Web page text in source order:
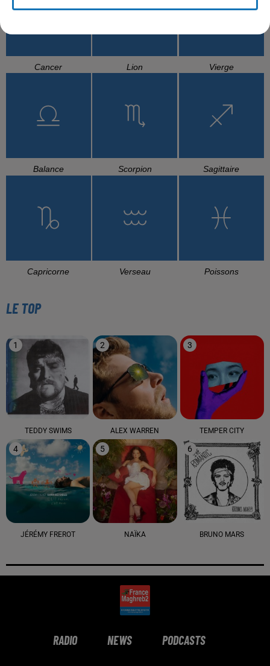
Cancer Lion Vierge
Balance Scorpion Sagittaire
Capricorne Verseau Poissons
LE TOP
1
TEDDY SWIMS
2
ALEX WARREN
3
TEMPER CITY
4
JÉRÉMY FREROT
5
NAÏKA
6
BRUNO MARS
RADIO NEWS PODCASTS